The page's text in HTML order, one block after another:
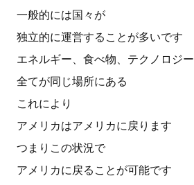
一般的には国々が
独立的に運営することが多いです
エネルギー、食べ物、テクノロジー
全てが同じ場所にある
これにより
アメリカはアメリカに戻ります
つまりこの状況で
アメリカに戻ることが可能です